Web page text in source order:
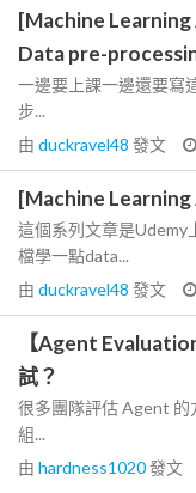
[Machine Learning
Data pre-
一邊要上課一邊還要寫
步...
由 duckravel48 發文
[Machine Learning
這個系列文章是Udemy
檔學一點data...
由 duckravel48 發文
【Agent
試？
很多團隊評估 Agent
組...
由 hardness1020發文